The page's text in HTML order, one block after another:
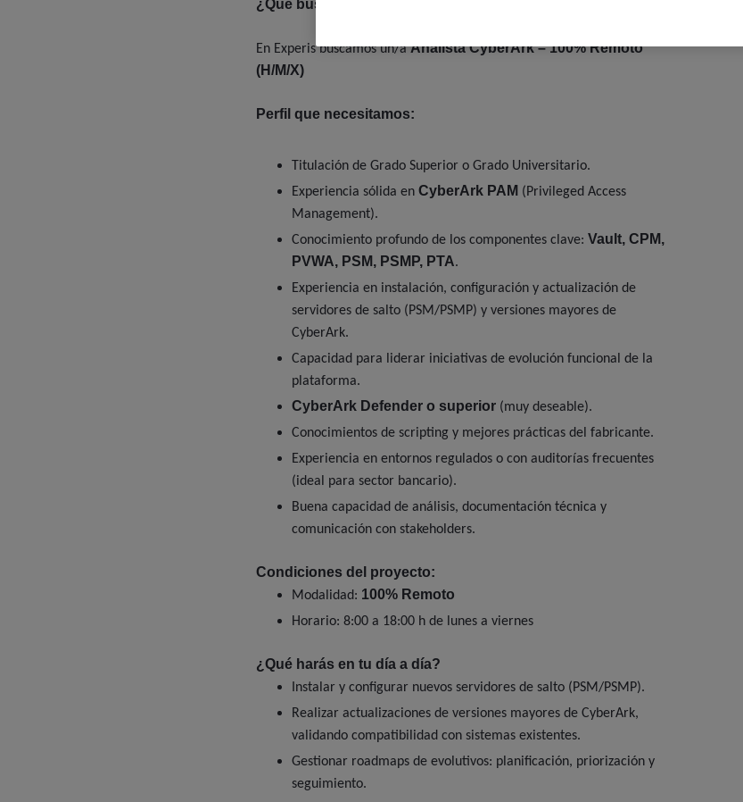
¿Qué buscamos?
En Experis buscamos un/aAnalista CyberArk – 100% Remoto
(H/M/X)
Perfil que necesitamos:
Titulación de Grado Superior o Grado Universitario.
Experiencia sólida en CyberArk PAM(Privileged Access
Management).
Conocimiento profundo de los componentes clave: Vault, CPM,
PVWA, PSM, PSMP, PTA.
Experiencia en instalación, configuración y actualización de
servidores de salto (PSM/PSMP) y versiones mayores de
CyberArk.
Capacidad para liderar iniciativas de evolución funcional de la
plataforma.
CyberArk Defender o superior(muy deseable).
Conocimientos de scripting y mejores prácticas del fabricante.
Experiencia en entornos regulados o con auditorías frecuentes
(ideal para sector bancario).
Buena capacidad de análisis, documentación técnica y
comunicación con stakeholders.
Condiciones del proyecto:
Modalidad: 100% Remoto
Horario: 8:00 a 18:00 h de lunes a viernes
¿Qué harás en tu día a día?
Instalar y configurar nuevos servidores de salto (PSM/PSMP).
Realizar actualizaciones de versiones mayores de CyberArk,
validando compatibilidad con sistemas existentes.
Gestionar roadmaps de evolutivos: planificación, priorización y
seguimiento.